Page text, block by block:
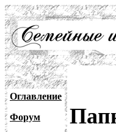
Оглавление
Форум